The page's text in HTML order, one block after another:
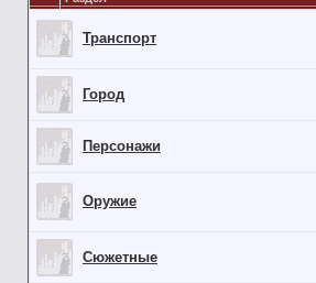
Транспорт
Город
Персонажи
Оружие
Сюжетные